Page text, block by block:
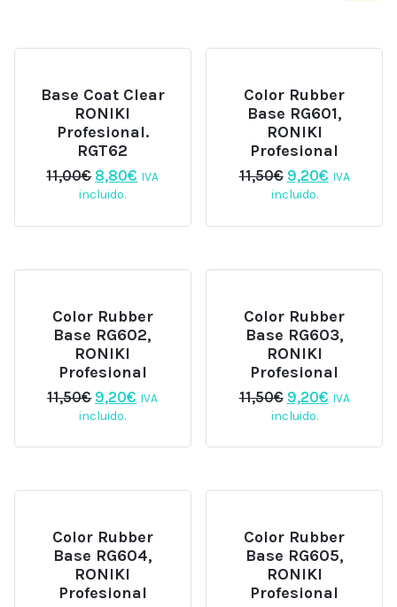
Base Coat Clear
RONIKI
Profesional.
RGT62
11,00€ El
precio
era:
8,80€ El
es:
IVA
incluido.
Color Rubber
Base RG601,
RONIKI
Profesional
11,50€ El
precio
era:
9,20€El
es:
IVA
incluido.
Color Rubber
Base RG602,
RONIKI
Profesional
11,50€ El
precio
era:
9,20€ El
es:
IVA
incluido.
Color Rubber
Base RG603,
RONIKI
Profesional
11,50€ El
precio
era:
9,20€El
es:
IVA
incluido.
Color Rubber
Base RG604,
RONIKI
Profesional
Color Rubber
Base RG605,
RONIKI
Profesional